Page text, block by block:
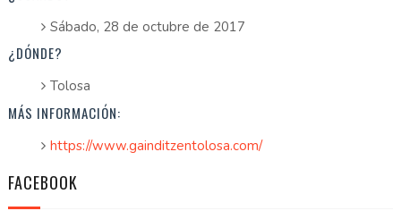
Sábado, 28 de octubre de 2017
¿DÓNDE?
Tolosa
MÁS INFORMACIÓN:
https://www.gainditzentolosa.com/
FACEBOOK